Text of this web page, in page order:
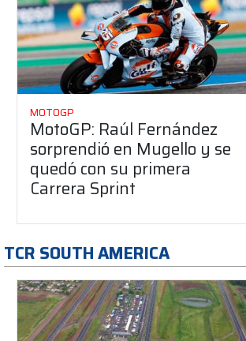
MOTOGP
MotoGP: Raúl Fernández
sorprendió en Mugello y se
quedó con su primera
Carrera Sprint
TCR SOUTH AMERICA